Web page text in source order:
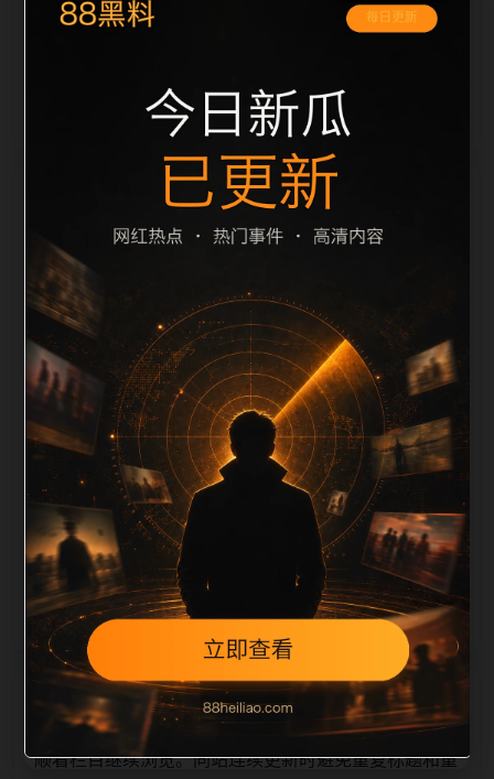
更自然的内链关系。图片说明统一绑定站点主关键词、
栏目内容归集
间识别一致主题。后续每日采集时，建议继续执行远程
图片本地化、坏图默认图兜底、标题去重和 description
长度过滤。如果同一主题下有多个相近页面，应通过不
同角度补充事件背景、访问场景、相关问题或专题入
口，降低站群页面之间的重复感。页面底部保留同类推
荐、上一篇下一篇和 sitemap 入口，保证重要页面点击
深度尽量控制在三次以内。正文维护时可按用户搜索路
径补充三类信息：入口是否稳定、同栏目还有哪些可继
续阅读、移动端打开时图片和摘要是否一致。每次新增
内容后同步检查标题、description、canonical、主题
图、alt、title和推荐链接，确保页面既能被搜索引擎理
解，也能让真实用户
相关问题与推荐
顺着栏目继续浏览。同站连续更新时避免重复标题和重